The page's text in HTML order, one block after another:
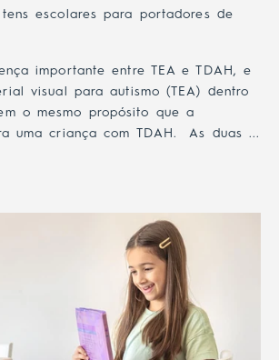
escolares para portadores de
importante entre TEA e TDAH, e
visual para autismo (TEA) dentro
o mesmo propósito que a
uma criança com TDAH. As duas ...